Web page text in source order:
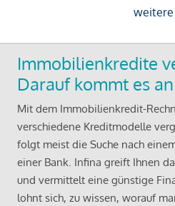
Immobilienkredite
Darauf kommt es an
Mit dem Immobilienkredit-
verschiedene Kreditmodelle
folgt meist die Suche nach
einer Bank. Infina greift Ihnen
und vermittelt eine günstige
lohnt sich, zu wissen, worauf